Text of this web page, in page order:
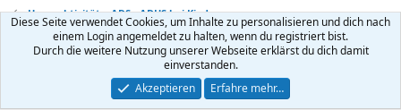
Hyperaktivität + ADS - ADHS bei Kindern
Kontakt Nutzungsbedingungen Datenschutz Hilfe
R
Community platform by XenForo ® © 2010-2026 XenForo Ltd.
Diese Seite verwendet Cookies, um Inhalte zu personalisieren und dich nach
einem Login angemeldet zu halten, wenn du registriert bist.
Durch die weitere Nutzung unserer Webseite erklärst du dich damit
einverstanden.
Akzeptieren
Erfahre mehr…